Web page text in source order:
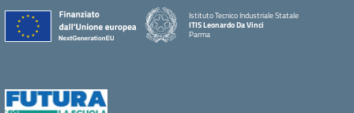
Istituto Tecnico Industriale Statale
ITIS Leonardo Da Vinci
Parma